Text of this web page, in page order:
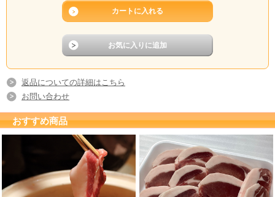
返品についての詳細はこちら
お問い合わせ
おすすめ商品